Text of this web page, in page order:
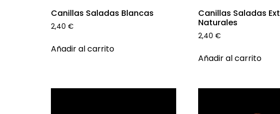
Canillas Saladas Blancas
2,40 €
Añadir al carrito
Canillas Saladas
Naturales
2,40 €
Añadir al carrito